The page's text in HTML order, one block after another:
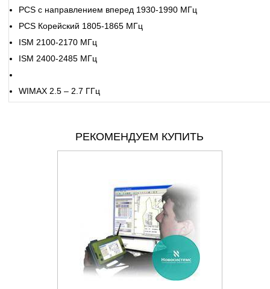
PCS с направлением вперед 1930-1990 МГц
PCS Корейский 1805-1865 МГц
ISM 2100-2170 МГц
ISM 2400-2485 МГц
WIMAX 2.5 – 2.7 ГГц
РЕКОМЕНДУЕМ КУПИТЬ